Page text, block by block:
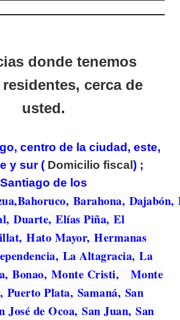
donde tenemos
cerca de
usted.
centro de la ciudad, este,
y sur ( Domicilio fiscal ) ;
Santiago de los
Bahoruco, Barahona,
Duarte, Elías Piña, El
Hato Mayor, Hermanas
La Altagracia, La
Bonao, Monte Cristi, Monte
Puerto Plata, Samaná, San
José de Ocoa, San Juan, San